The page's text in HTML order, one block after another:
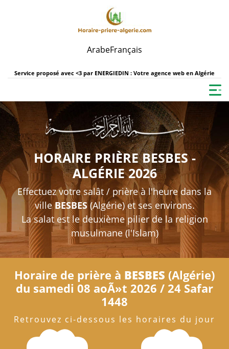
ArabeFrançais
Service proposé avec <3 par ENERGIEDIN : Votre agence web en Algérie
HORAIRE PRIÈRE BESBES -
ALGÉRIE 2026
Effectuez votre salât / prière à l'heure dans la
villeBESBES(Algérie) et ses environs.
La salat est le deuxième pilier de la religion
musulmane (l'Islam)
Horaire de prière à BESBES (Algérie)
du samedi 08 aoÃ»t 2026 / 24 Safar
1448
Retrouvez ci-dessous les horaires du jour